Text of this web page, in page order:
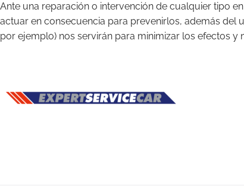
Ante una reparación o intervención de cualquier tipo
actuar en consecuencia para prevenirlos, además del
por ejemplo) nos servirán para minimizar los efectos y